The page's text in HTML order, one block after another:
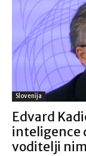
Slovenija
Edvard
inteligence
voditelji